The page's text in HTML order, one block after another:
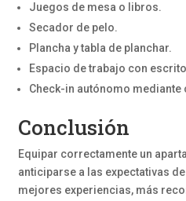
Juegos de mesa o libros.
Secador de pelo.
Plancha y tabla de planchar.
Espacio de trabajo con
Check-in autónomo
Conclusión
Equipar correctamente un
anticiparse a las expectativas
mejores experiencias, más